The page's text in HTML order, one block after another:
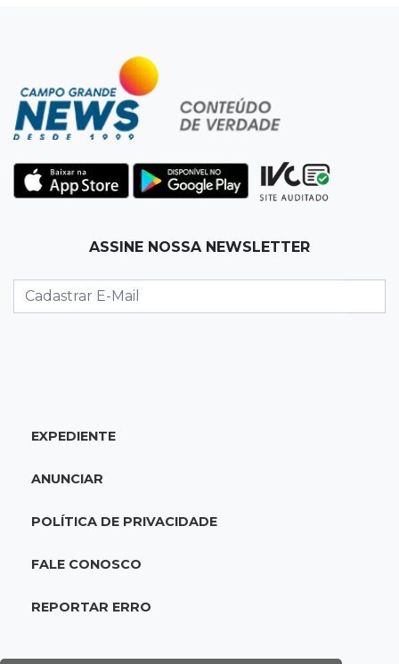
Jardim Itatiaia
Vigia é amarrado durante roubo de carro e
dois caminhões em pátio
Corinthians vence Bragantino por 2 a 0 e sobe
para 7º no Brasileirão
Na Vila Belmiro
lugar no Brasileirão
18:33Em 2022
adolescente atropelada no Amazonas
18:15 Nubank Parque
Palmeiras e Inter ficam no 0 a 0 pela 22ª
ASSINE NOSSA NEWSLETTER
EXPEDIENTE
ANUNCIAR
POLÍTICA DE PRIVACIDADE
FALE CONOSCO
REPORTAR ERRO